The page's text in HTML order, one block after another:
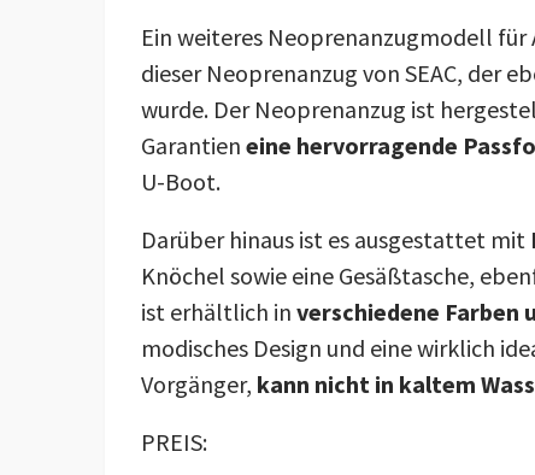
Ein weiteres Neoprenanzugmodell für
dieser Neoprenanzug von SEAC, der
wurde. Der Neoprenanzug ist
Garantien eine hervorragende
U-Boot.
Darüber hinaus ist es ausgestattet mit
Knöchel sowie eine Gesäßtasche,
ist erhältlich in verschiedene Farben
modisches Design und eine wirklich
Vorgänger, kann nicht in kaltem
PREIS: